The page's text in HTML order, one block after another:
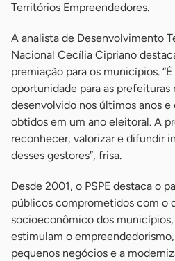
Territórios Empreendedores.
A analista de Desenvolvimento
Nacional Cecília Cipriano
premiação para os municípios.
oportunidade para as
desenvolvido nos últimos anos
obtidos em um ano eleitoral. A
reconhecer, valorizar e difundir
desses gestores”, frisa.
Desde 2001, o PSPE destaca o
públicos comprometidos com o
socioeconômico dos
estimulam o
pequenos negócios e a